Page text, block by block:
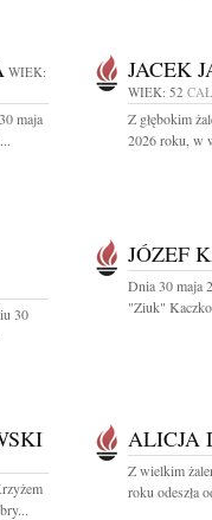
WIEK:
maja
JACEK
WIEK: 52
Z głębokim
2026 roku, w
30
JÓZEF
Dnia 30 maja
"Ziuk"
ALICJA
Z wielkim
roku odeszła